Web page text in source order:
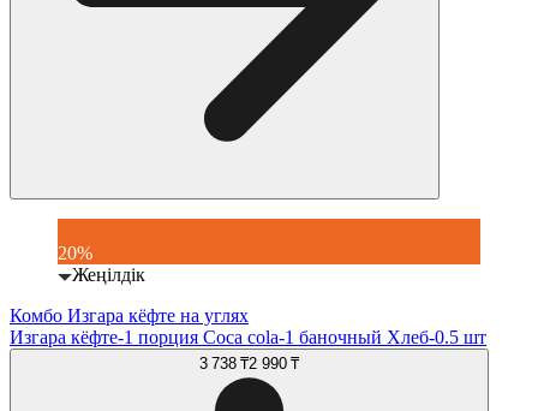
20%
Жеңілдік
Комбо Изгара кёфте на углях
Изгара кёфте-1 порция Coca cola-1 баночный Хлеб-0.5 шт
3 738 ₸2 990 ₸